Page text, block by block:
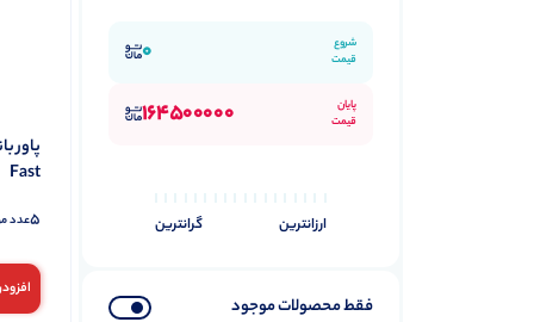
شروع
قیمت
0
پایان
قیمت
164500000
ارزانترین گرانترین
فقط محصولات موجود
Fast
5عدد